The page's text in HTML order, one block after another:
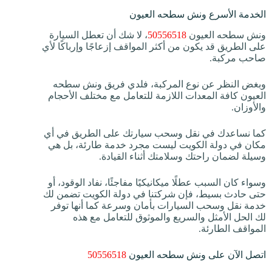
الخدمة الأسرع ونش سطحه العيون
ونش سطحه العيون 50556518، لا شك أن تعطل السيارة
على الطريق قد يكون من أكثر المواقف إزعاجًا وإرباكًا لأي
صاحب مركبة.
وبغض النظر عن نوع المركبة، فلدي فريق ونش سطحه
العيون كافة المعدات اللازمة للتعامل مع مختلف الأحجام
والأوزان.
كما نساعدك في نقل وسحب سيارتك على الطريق في أي
مكان في دولة الكويت ليست مجرد خدمة طارئة، بل هي
وسيلة لضمان راحتك وسلامتك أثناء القيادة.
وسواء كان السبب عطلًا ميكانيكيًا مفاجئًا، نفاد الوقود، أو
حتى حادث بسيط، فإن شركتنا في دولة الكويت تضمن لك
خدمة نقل وسحب السيارات بأمان وسرعة كما أنها توفر
لك الحل الأمثل والسريع والموثوق للتعامل مع هذه
المواقف الطارئة.
اتصل الآن على ونش سطحه العيون 50556518